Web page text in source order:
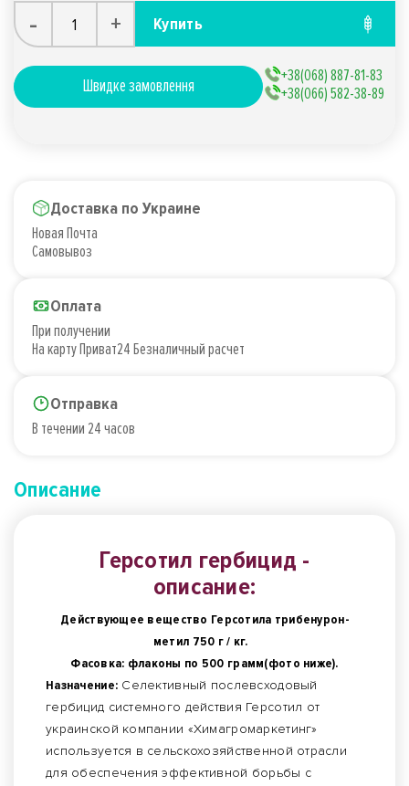
- + Купить
Швидке замовлення
+38(068) 887-81-83
+38(066) 582-38-89
Доставка по Украине
Новая Почта
Самовывоз
Оплата
При получении
На карту Приват24 Безналичный расчет
Отправка
В течении 24 часов
Описание
Герсотил гербицид -
описание:
Действующее вещество Герсотила трибенурон-
метил 750 г / кг.
Фасовка: флаконы по 500 грамм(фото ниже).
Назначение: Селективный послевсходовый
гербицид системного действия Герсотил от
украинской компании «Химагромаркетинг»
используется в сельскохозяйственной отрасли
для обеспечения эффективной борьбы с